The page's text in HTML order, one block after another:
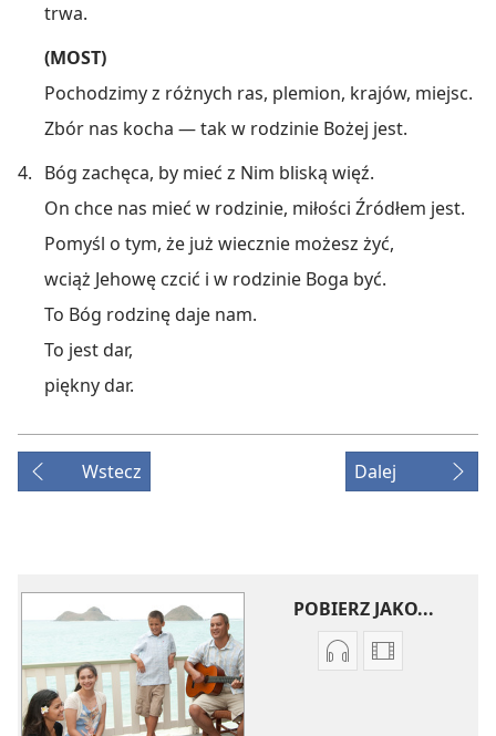
trwa.
(MOST)
Pochodzimy z różnych ras, plemion, krajów, miejsc.
Zbór nas kocha — tak w rodzinie Bożej jest.
4. Bóg zachęca, by mieć z Nim bliską więź.
On chce nas mieć w rodzinie, miłości Źródłem jest.
Pomyśl o tym, że już wiecznie możesz żyć,
wciąż Jehowę czcić i w rodzinie Boga być.
To Bóg rodzinę daje nam.
To jest dar,
piękny dar.
Wstecz Dalej
POBIERZ JAKO...
Ustawienia
Opcje